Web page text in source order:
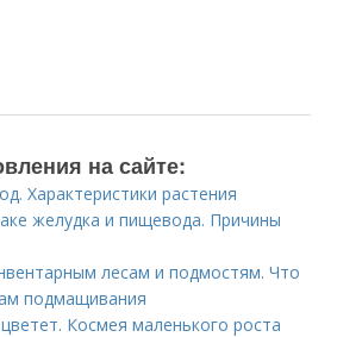
на сайте:
Характеристики растения
желудка и пищевода. Причины
лесам и подмостям. Что
подмащивания
Космея маленького роста